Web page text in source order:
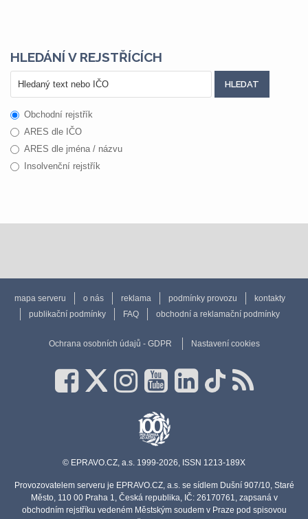
HLEDÁNÍ V REJSTŘÍCÍCH
Obchodní rejstřík
ARES dle IČO
ARES dle jména / názvu
Insolvenční rejstřík
mapa serveru o nás reklama podmínky provozu
kontakty
publikační podmínky
FAQ obchodní a reklamační podmínky
Ochrana osobních údajů - GDPR Nastavení cookies
© EPRAVO.CZ, a.s. 1999-2026, ISSN 1213-189X
Provozovatelem serveru je EPRAVO.CZ, a.s. se sídlem Dušní 907/10, Staré
Město, 110 00 Praha 1, Česká republika, IČ: 26170761, zapsaná v
obchodním rejstříku vedeném Městským soudem v Praze pod spisovou